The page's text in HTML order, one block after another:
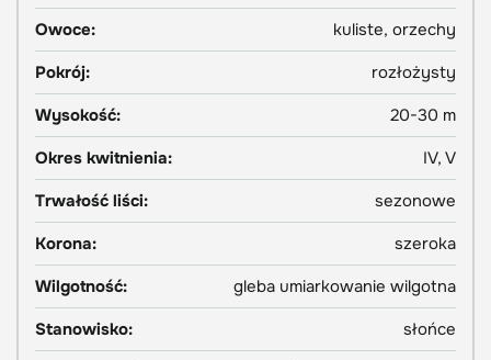
Owoce:
kuliste, orzechy
Pokrój:
rozłożysty
Wysokość:
20-30 m
Okres kwitnienia:
IV, V
Trwałość liści:
sezonowe
Korona:
szeroka
Wilgotność:
gleba umiarkowanie wilgotna
Stanowisko:
słońce